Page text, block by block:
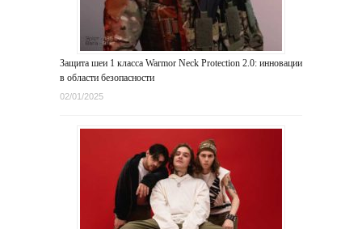
Защита шеи 1 класса Warmor Neck Protection 2.0: инновации
в области безопасности
02/01/2025